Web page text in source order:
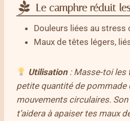
Le camphre réduit
Douleurs liées au stress
Maux de têtes légers,
Utilisation : Masse-toi les
petite quantité de pommade
mouvements circulaires.
t’aidera à apaiser tes maux